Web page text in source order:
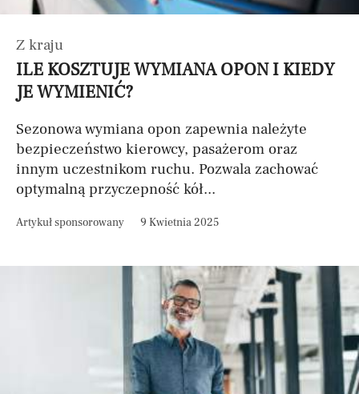
Z kraju
ILE KOSZTUJE WYMIANA OPON I KIEDY
JE WYMIENIĆ?
Sezonowa wymiana opon zapewnia należyte
bezpieczeństwo kierowcy, pasażerom oraz
innym uczestnikom ruchu. Pozwala zachować
optymalną przyczepność kół...
Artykuł sponsorowany 9 Kwietnia 2025